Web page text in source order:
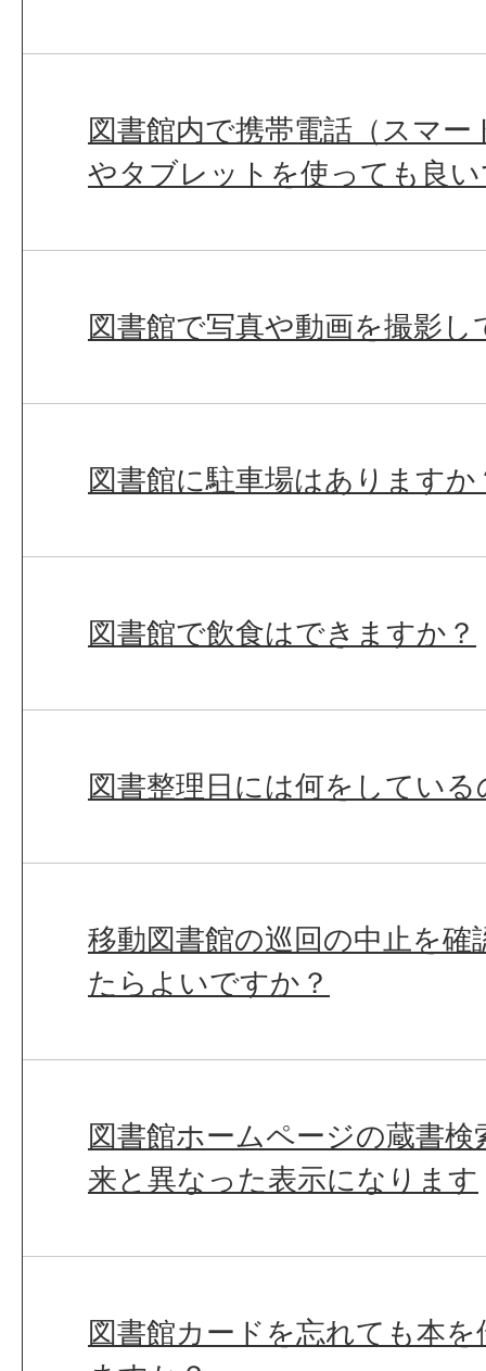
図書館内で携帯電話（スマ
やタブレットを使っても良
図書館で写真や動画を撮影
図書館に駐車場はありますか
図書館で飲食はできますか？
図書整理日には何をしてい
移動図書館の巡回の中止を
たらよいですか？
図書館ホームページの蔵書
来と異なった表示になります
図書館カードを忘れても本